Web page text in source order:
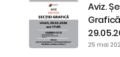
Aviz.
25 mai